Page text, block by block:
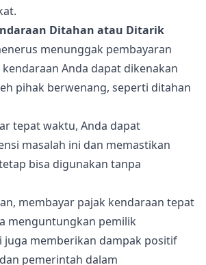
Ditahan atau Ditarik
menunggak pembayaran
Anda dapat dikenakan
pihak berwenang, seperti ditahan
tepat waktu, Anda dapat
masalah ini dan memastikan
bisa digunakan tanpa
membayar pajak kendaraan tepat
menguntungkan pemilik
juga memberikan dampak positif
pemerintah dalam